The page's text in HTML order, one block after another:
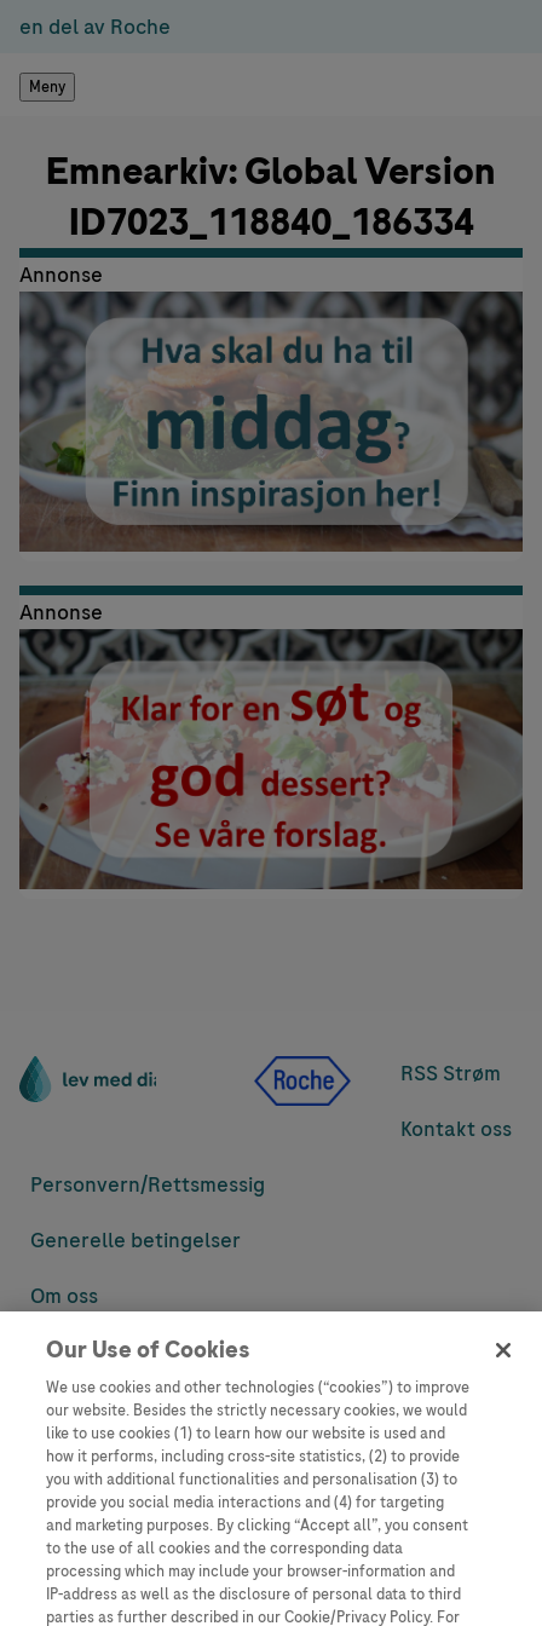
en del av Roche
Meny
Emnearkiv: Global Version
ID7023_118840_186334
Annonse
Annonse
RSS Strøm
Kontakt oss
Personvern/Rettsmessig
Generelle betingelser
Om oss
Denne nettsiden inneholder informasjon som er målsatt til en stor
informasjon som ellers ikke er tilgjengelig eller gyldig i ditt land.
Vennligst vær oppmerksom på at vi ikke tar noe ansvar for tilgang til
informasjon som muligens ikke er i samsvar med noen gyldig juridisk
prosess, regulering, registrering eller bruk i bostedslandet ditt.
Roche har ikke alltid mulighet til å kvalitetssikre andres innlegg, men
vil fjerne villedende eller upassende innlegg så langt det lar seg gjøre.
Vi har ikke ansvar for innhold på eksterne nettsider som det lenkes til.
Kopiering av materiale fra dette nettstedet for bruk annet sted er ikke
tillatt uten avtale. Nettstedet selger plass til annonsører, og slikt
Our Use of Cookies
We use cookies and other technologies (“cookies”) to improve
our website. Besides the strictly necessary cookies, we would
like to use cookies (1) to learn how our website is used and
how it performs, including cross-site statistics, (2) to provide
you with additional functionalities and personalisation (3) to
provide you social media interactions and (4) for targeting
and marketing purposes. By clicking “Accept all”, you consent
to the use of all cookies and the corresponding data
processing which may include your browser-information and
IP-address as well as the disclosure of personal data to third
parties as further described in our Cookie/Privacy Policy. For